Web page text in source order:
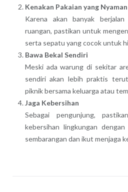
Kenakan Pakaian yang Nyaman
Karena akan banyak
ruangan, pastikan untuk
serta sepatu yang cocok untuk
Bawa Bekal Sendiri
Meski ada warung di sekitar
sendiri akan lebih praktis
piknik bersama keluarga atau
Jaga Kebersihan
Sebagai pengunjung,
kebersihan lingkungan
sembarangan dan ikut menjaga